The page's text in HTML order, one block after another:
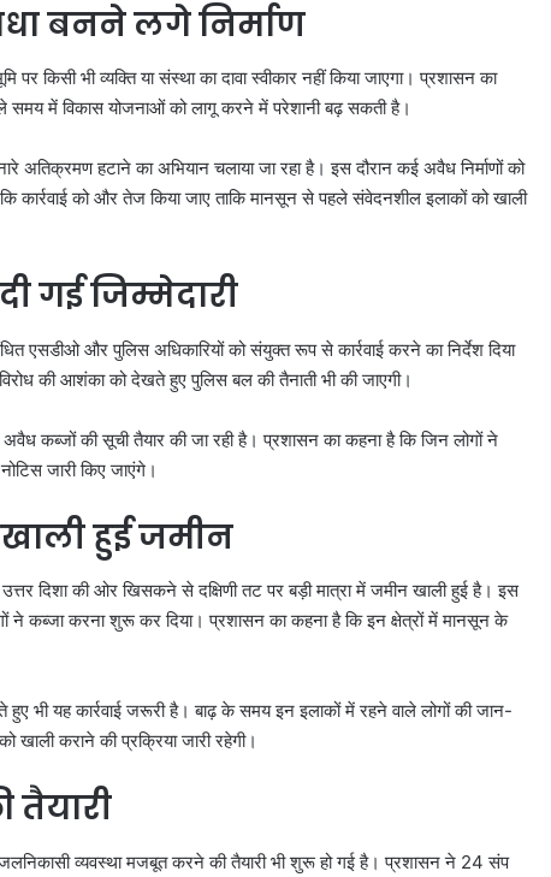
बनने लगे निर्माण
पर किसी भी व्यक्ति या संस्था का दावा स्वीकार नहीं किया जाएगा। प्रशासन का
समय में विकास योजनाओं को लागू करने में परेशानी बढ़ सकती है।
अतिक्रमण हटाने का अभियान चलाया जा रहा है। इस दौरान कई अवैध निर्माणों को
कि कार्रवाई को और तेज किया जाए ताकि मानसून से पहले संवेदनशील इलाकों को खाली
गई जिम्मेदारी
एसडीओ और पुलिस अधिकारियों को संयुक्त रूप से कार्रवाई करने का निर्देश दिया
की आशंका को देखते हुए पुलिस बल की तैनाती भी की जाएगी।
अवैध कब्जों की सूची तैयार की जा रही है। प्रशासन का कहना है कि जिन लोगों ने
जारी किए जाएंगे।
हुई जमीन
उत्तर दिशा की ओर खिसकने से दक्षिणी तट पर बड़ी मात्रा में जमीन खाली हुई है। इस
कब्जा करना शुरू कर दिया। प्रशासन का कहना है कि इन क्षेत्रों में मानसून के
हुए भी यह कार्रवाई जरूरी है। बाढ़ के समय इन इलाकों में रहने वाले लोगों की जान-
खाली कराने की प्रक्रिया जारी रहेगी।
व्यवस्था मजबूत करने की तैयारी भी शुरू हो गई है। प्रशासन ने 24 संप